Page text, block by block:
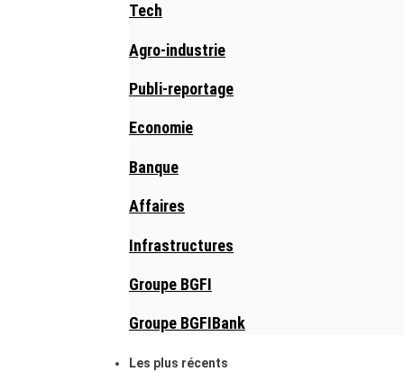
Tech
Agro-industrie
Publi-reportage
Economie
Banque
Affaires
Infrastructures
Groupe BGFI
Groupe BGFIBank
Les plus récents